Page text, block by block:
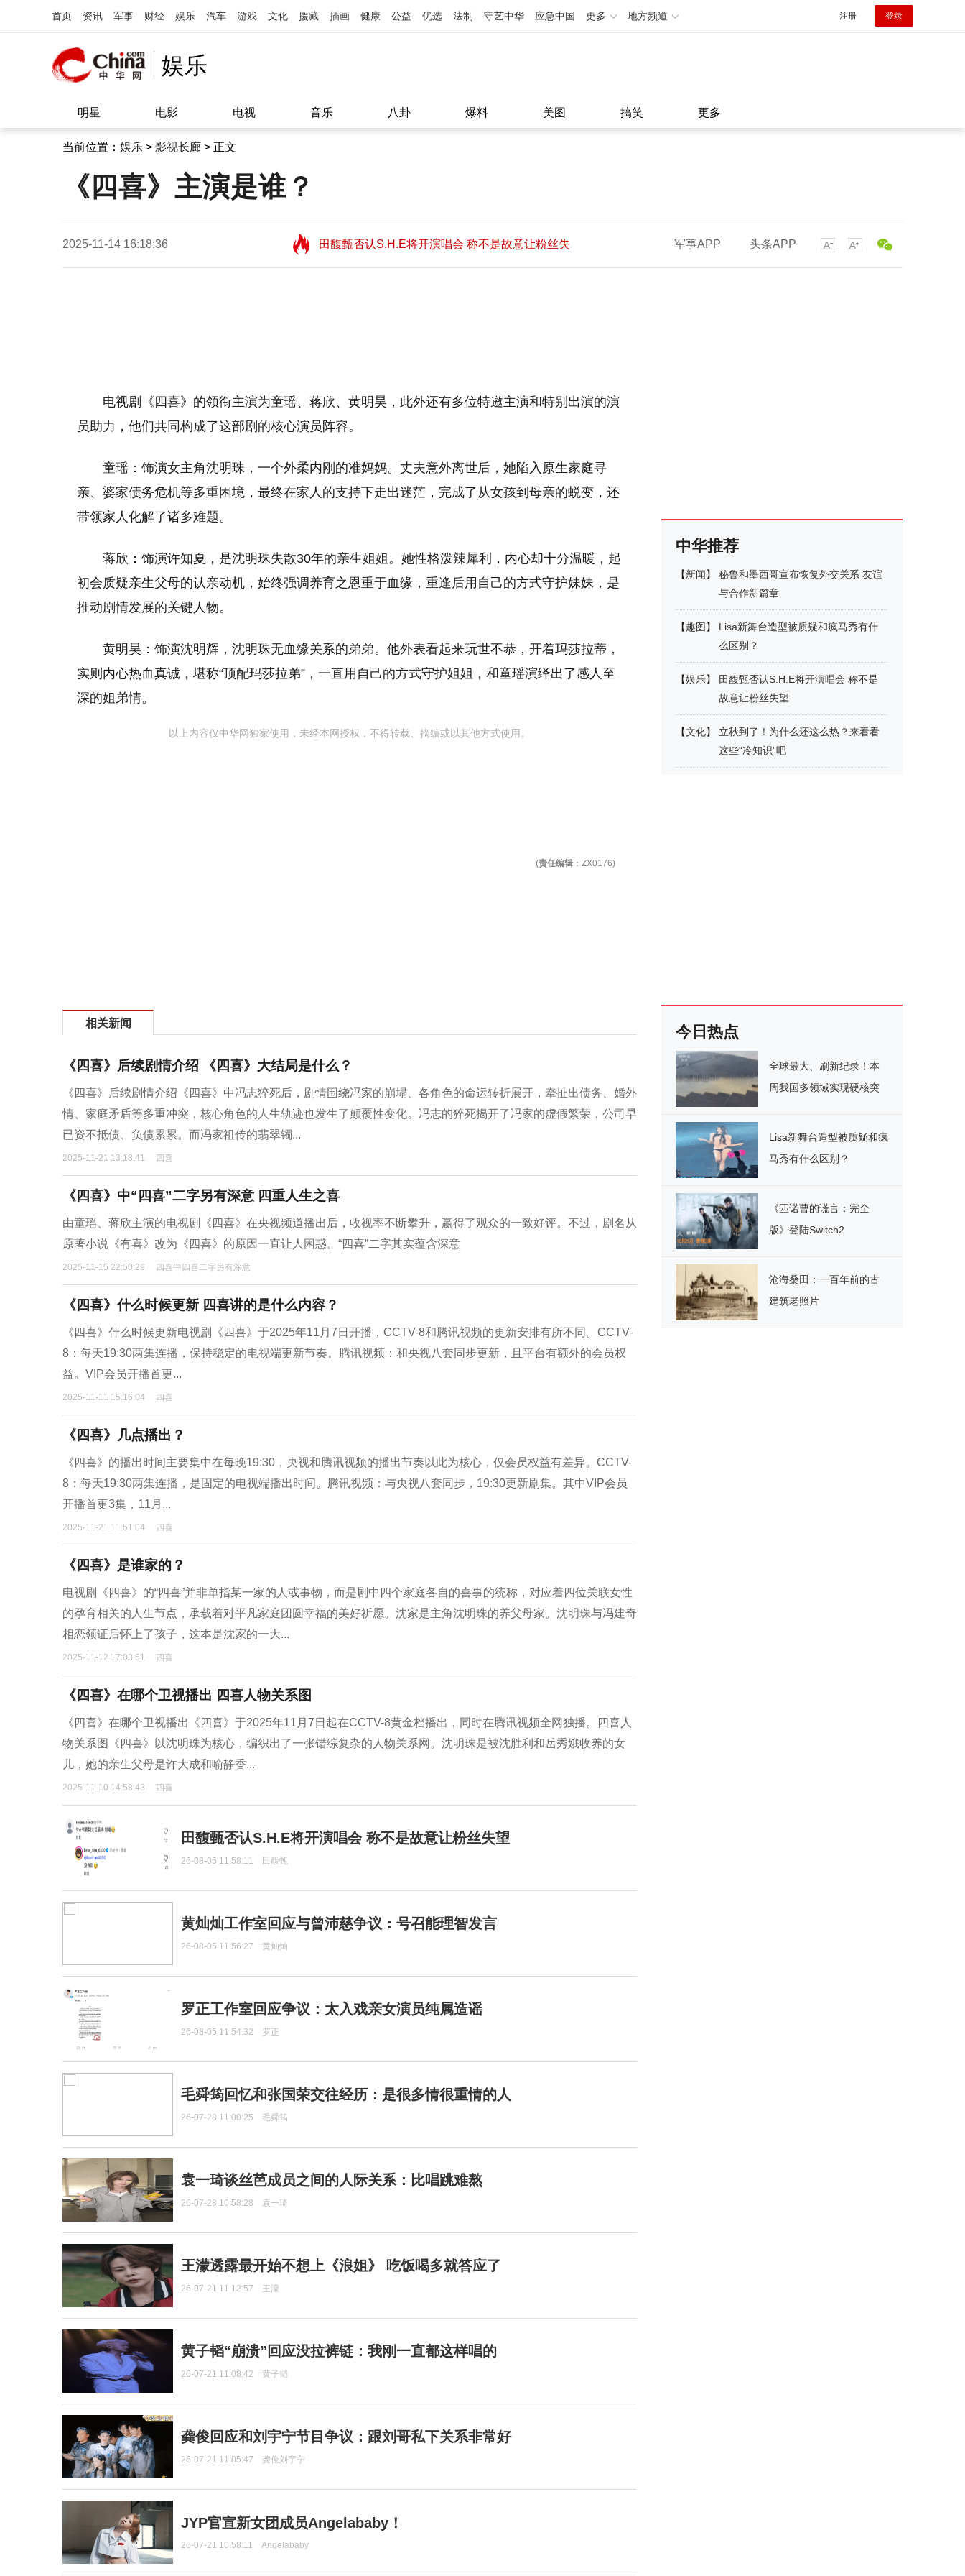
首页 资讯 军事 财经 娱乐 汽车 游戏 文化 援藏 插画 健康 公益 优选 法制 守艺中华 应急中国 更多 地方频道 注册 登录
娱乐
明星 电影 电视 音乐 八卦 爆料 美图 搞笑 更多
当前位置： 娱乐 > 影视长廊 > 正文
《四喜》主演是谁？
2025-11-14 16:18:36
田馥甄否认S.H.E将开演唱会 称不是故意让粉丝失
望11:08
田馥甄否认S.H.E将开演唱会 称不是故意让粉丝失
军事APP 头条APP
电视剧《四喜》的领衔主演为童瑶、蒋欣、黄明昊，此外还有多位特邀主演和特别出演的演
员助力，他们共同构成了这部剧的核心演员阵容。
童瑶：饰演女主角沈明珠，一个外柔内刚的准妈妈。丈夫意外离世后，她陷入原生家庭寻
亲、婆家债务危机等多重困境，最终在家人的支持下走出迷茫，完成了从女孩到母亲的蜕变，还
带领家人化解了诸多难题。
蒋欣：饰演许知夏，是沈明珠失散30年的亲生姐姐。她性格泼辣犀利，内心却十分温暖，起
初会质疑亲生父母的认亲动机，始终强调养育之恩重于血缘，重逢后用自己的方式守护妹妹，是
推动剧情发展的关键人物。
黄明昊：饰演沈明辉，沈明珠无血缘关系的弟弟。他外表看起来玩世不恭，开着玛莎拉蒂，
实则内心热血真诚，堪称“顶配玛莎拉弟”，一直用自己的方式守护姐姐，和童瑶演绎出了感人至
深的姐弟情。
以上内容仅中华网独家使用，未经本网授权，不得转载、摘编或以其他方式使用。
(责任编辑 ：ZX0176)
相关新闻
《四喜》后续剧情介绍 《四喜》大结局是什么？
《四喜》后续剧情介绍《四喜》中冯志猝死后，剧情围绕冯家的崩塌、各角色的命运转折展开，牵扯出债务、婚外
情、家庭矛盾等多重冲突，核心角色的人生轨迹也发生了颠覆性变化。冯志的猝死揭开了冯家的虚假繁荣，公司早
已资不抵债、负债累累。而冯家祖传的翡翠镯...
2025-11-21 13:18:41 四喜
《四喜》中“四喜”二字另有深意 四重人生之喜
由童瑶、蒋欣主演的电视剧《四喜》在央视频道播出后，收视率不断攀升，赢得了观众的一致好评。不过，剧名从
原著小说《有喜》改为《四喜》的原因一直让人困惑。“四喜”二字其实蕴含深意
2025-11-15 22:50:29 四喜中四喜二字另有深意
《四喜》什么时候更新 四喜讲的是什么内容？
《四喜》什么时候更新电视剧《四喜》于2025年11月7日开播，CCTV-8和腾讯视频的更新安排有所不同。CCTV-
8：每天19:30两集连播，保持稳定的电视端更新节奏。腾讯视频：和央视八套同步更新，且平台有额外的会员权
益。VIP会员开播首更...
2025-11-11 15:16:04 四喜
《四喜》几点播出？
《四喜》的播出时间主要集中在每晚19:30，央视和腾讯视频的播出节奏以此为核心，仅会员权益有差异。CCTV-
8：每天19:30两集连播，是固定的电视端播出时间。腾讯视频：与央视八套同步，19:30更新剧集。其中VIP会员
开播首更3集，11月...
2025-11-21 11:51:04 四喜
《四喜》是谁家的？
电视剧《四喜》的“四喜”并非单指某一家的人或事物，而是剧中四个家庭各自的喜事的统称，对应着四位关联女性
的孕育相关的人生节点，承载着对平凡家庭团圆幸福的美好祈愿。沈家是主角沈明珠的养父母家。沈明珠与冯建奇
相恋领证后怀上了孩子，这本是沈家的一大...
2025-11-12 17:03:51 四喜
《四喜》在哪个卫视播出 四喜人物关系图
《四喜》在哪个卫视播出《四喜》于2025年11月7日起在CCTV-8黄金档播出，同时在腾讯视频全网独播。四喜人
物关系图《四喜》以沈明珠为核心，编织出了一张错综复杂的人物关系网。沈明珠是被沈胜利和岳秀娥收养的女
儿，她的亲生父母是许大成和喻静香...
2025-11-10 14:58:43 四喜
田馥甄否认S.H.E将开演唱会 称不是故意让粉丝失望
26-08-05 11:58:11 田馥甄
黄灿灿工作室回应与曾沛慈争议：号召能理智发言
26-08-05 11:56:27 黄灿灿
罗正工作室回应争议：太入戏亲女演员纯属造谣
26-08-05 11:54:32 罗正
毛舜筠回忆和张国荣交往经历：是很多情很重情的人
26-07-28 11:00:25 毛舜筠
袁一琦谈丝芭成员之间的人际关系：比唱跳难熬
26-07-28 10:58:28 袁一琦
王濛透露最开始不想上《浪姐》 吃饭喝多就答应了
26-07-21 11:12:57 王濛
黄子韬“崩溃”回应没拉裤链：我刚一直都这样唱的
26-07-21 11:08:42 黄子韬
龚俊回应和刘宇宁节目争议：跟刘哥私下关系非常好
26-07-21 11:05:47 龚俊刘宇宁
JYP官宣新女团成员Angelababy！
26-07-21 10:58:11 Angelababy
中华推荐
【新闻】
秘鲁和墨西哥宣布恢复外交关系 友谊
与合作新篇章
【趣图 】
Lisa新舞台造型被质疑和疯马秀有什
么区别？
【娱乐】
田馥甄否认S.H.E将开演唱会 称不是
故意让粉丝失望
【文化】
立秋到了！为什么还这么热？来看看
这些“冷知识”吧
今日热点
全球最大、刷新纪录！本
周我国多领域实现硬核突
Lisa新舞台造型被质疑和疯
马秀有什么区别？
《匹诺曹的谎言：完全
版》登陆Switch2
沧海桑田：一百年前的古
建筑老照片